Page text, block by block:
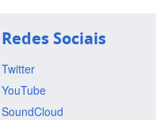
Redes Sociais
Twitter
YouTube
SoundCloud